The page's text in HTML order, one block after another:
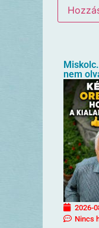
nem
2026-
Nincs